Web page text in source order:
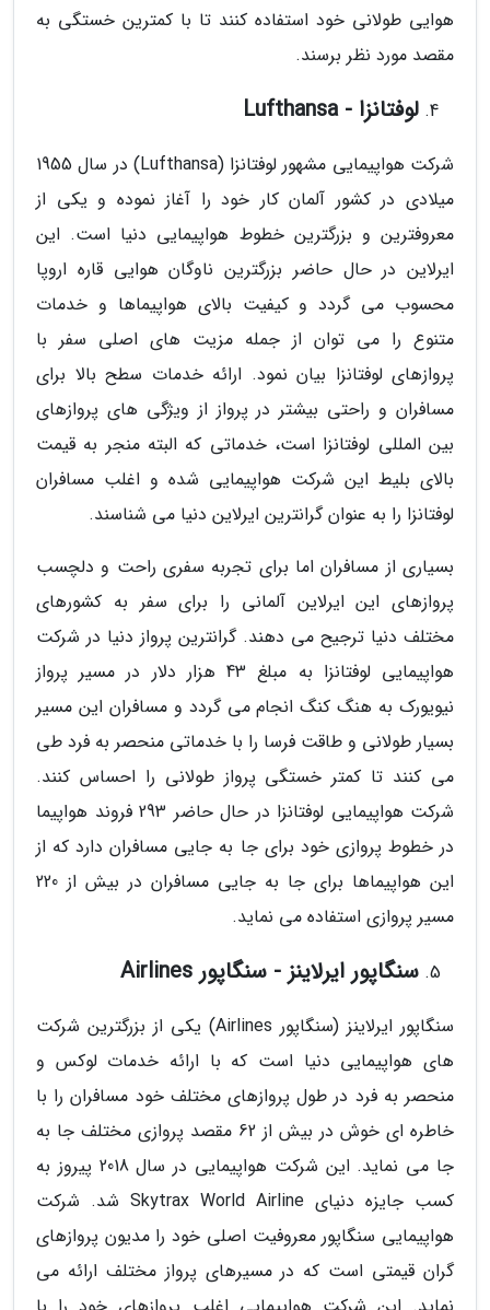
هوایی طولانی خود استفاده کنند تا با کمترین خستگی به
مقصد مورد نظر برسند.
لوفتانزا - Lufthansa
شرکت هواپیمایی مشهور لوفتانزا (Lufthansa) در سال 1955
میلادی در کشور آلمان کار خود را آغاز نموده و یکی از
معروفترین و بزرگترین خطوط هواپیمایی دنیا است. این
ایرلاین در حال حاضر بزرگترین ناوگان هوایی قاره اروپا
محسوب می گردد و کیفیت بالای هواپیماها و خدمات
متنوع را می توان از جمله مزیت های اصلی سفر با
پروازهای لوفتانزا بیان نمود. ارائه خدمات سطح بالا برای
مسافران و راحتی بیشتر در پرواز از ویژگی های پروازهای
بین المللی لوفتانزا است، خدماتی که البته منجر به قیمت
بالای بلیط این شرکت هواپیمایی شده و اغلب مسافران
لوفتانزا را به عنوان گرانترین ایرلاین دنیا می شناسند.
بسیاری از مسافران اما برای تجربه سفری راحت و دلچسب
پروازهای این ایرلاین آلمانی را برای سفر به کشورهای
مختلف دنیا ترجیح می دهند. گرانترین پرواز دنیا در شرکت
هواپیمایی لوفتانزا به مبلغ 43 هزار دلار در مسیر پرواز
نیویورک به هنگ کنگ انجام می گردد و مسافران این مسیر
بسیار طولانی و طاقت فرسا را با خدماتی منحصر به فرد طی
می کنند تا کمتر خستگی پرواز طولانی را احساس کنند.
شرکت هواپیمایی لوفتانزا در حال حاضر 293 فروند هواپیما
در خطوط پروازی خود برای جا به جایی مسافران دارد که از
این هواپیماها برای جا به جایی مسافران در بیش از 220
مسیر پروازی استفاده می نماید.
سنگاپور ایرلاینز - سنگاپور Airlines
سنگاپور ایرلاینز (سنگاپور Airlines) یکی از بزرگترین شرکت
های هواپیمایی دنیا است که با ارائه خدمات لوکس و
منحصر به فرد در طول پروازهای مختلف خود مسافران را با
خاطره ای خوش در بیش از 62 مقصد پروازی مختلف جا به
جا می نماید. این شرکت هواپیمایی در سال 2018 پیروز به
کسب جایزه دنیای Skytrax World Airline شد. شرکت
هواپیمایی سنگاپور معروفیت اصلی خود را مدیون پروازهای
گران قیمتی است که در مسیرهای پرواز مختلف ارائه می